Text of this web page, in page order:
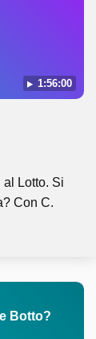
1:56:00
Lotto. Si
Con C.
Botto?